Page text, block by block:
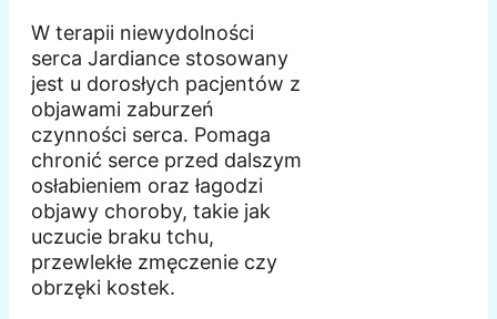
W terapii niewydolności
serca Jardiance stosowany
jest u dorosłych pacjentów z
objawami zaburzeń
czynności serca. Pomaga
chronić serce przed dalszym
osłabieniem oraz łagodzi
objawy choroby, takie jak
uczucie braku tchu,
przewlekłe zmęczenie czy
obrzęki kostek.